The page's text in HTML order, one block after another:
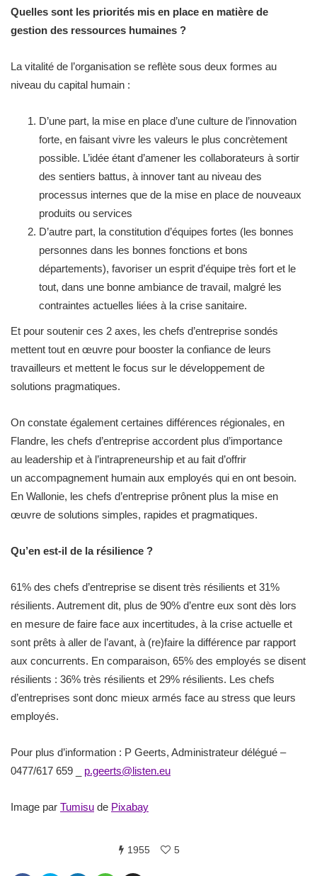
Quelles sont les priorités mis en place en matière de
gestion des ressources humaines ?
La vitalité de l’organisation se reflète sous deux formes au
niveau du capital humain :
D’une part, la mise en place d’une culture de l’innovation
forte, en faisant vivre les valeurs le plus concrètement
possible. L’idée étant d’amener les collaborateurs à sortir
des sentiers battus, à innover tant au niveau des
processus internes que de la mise en place de nouveaux
produits ou services
D’autre part, la constitution d’équipes fortes (les bonnes
personnes dans les bonnes fonctions et bons
départements), favoriser un esprit d’équipe très fort et le
tout, dans une bonne ambiance de travail, malgré les
contraintes actuelles liées à la crise sanitaire.
Et pour soutenir ces 2 axes, les chefs d’entreprise sondés
mettent tout en œuvre pour booster la confiance de leurs
travailleurs et mettent le focus sur le développement de
solutions pragmatiques.
On constate également certaines différences régionales, en
Flandre, les chefs d’entreprise accordent plus d’importance
au leadership et à l’intrapreneurship et au fait d’offrir
un accompagnement humain aux employés qui en ont besoin.​
En Wallonie, les chefs d’entreprise prônent plus la mise en
œuvre de solutions simples, rapides et pragmatiques.
Qu’en est-il de la résilience ?
61% des chefs d’entreprise se disent très résilients et 31%
résilients. Autrement dit, plus de 90% d’entre eux sont dès lors
en mesure de faire face aux incertitudes, à la crise actuelle et
sont prêts à aller de l’avant, à (re)faire la différence par rapport
aux concurrents. En comparaison, 65% des employés se disent
résilients : 36% très résilients et 29% résilients. Les chefs
d’entreprises sont donc mieux armés face au stress que leurs
employés.
Pour plus d’information : P Geerts, Administrateur délégué –
0477/617 659 _ p.geerts@listen.eu
Image par Tumisu de Pixabay
1955 5